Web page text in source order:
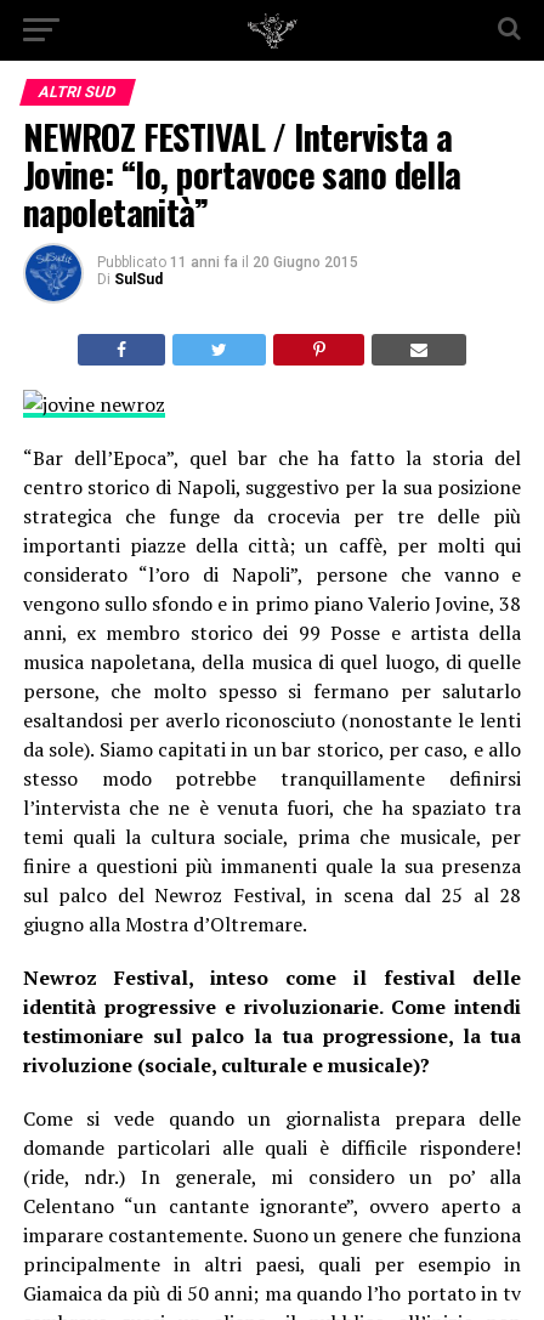
ALTRI SUD
NEWROZ FESTIVAL / Intervista a
Jovine: “Io, portavoce sano della
napoletanità”
Pubblicato 11 anni fa il 20 Giugno 2015
Di SulSud
“Bar dell’Epoca”, quel bar che ha fatto la storia del
centro storico di Napoli, suggestivo per la sua posizione
strategica che funge da crocevia per tre delle più
importanti piazze della città; un caffè, per molti qui
considerato “l’oro di Napoli”, persone che vanno e
vengono sullo sfondo e in primo piano Valerio Jovine, 38
anni, ex membro storico dei 99 Posse e artista della
musica napoletana, della musica di quel luogo, di quelle
persone, che molto spesso si fermano per salutarlo
esaltandosi per averlo riconosciuto (nonostante le lenti
da sole). Siamo capitati in un bar storico, per caso, e allo
stesso modo potrebbe tranquillamente definirsi
l’intervista che ne è venuta fuori, che ha spaziato tra
temi quali la cultura sociale, prima che musicale, per
finire a questioni più immanenti quale la sua presenza
sul palco del Newroz Festival, in scena dal 25 al 28
giugno alla Mostra d’Oltremare.
Newroz Festival, inteso come il festival delle
identità progressive e rivoluzionarie. Come intendi
testimoniare sul palco la tua progressione, la tua
rivoluzione (sociale, culturale e musicale)?
Come si vede quando un giornalista prepara delle
domande particolari alle quali è difficile rispondere!
(ride, ndr.) In generale, mi considero un po’ alla
Celentano “un cantante ignorante”, ovvero aperto a
imparare costantemente. Suono un genere che funziona
principalmente in altri paesi, quali per esempio in
Giamaica da più di 50 anni; ma quando l’ho portato in tv